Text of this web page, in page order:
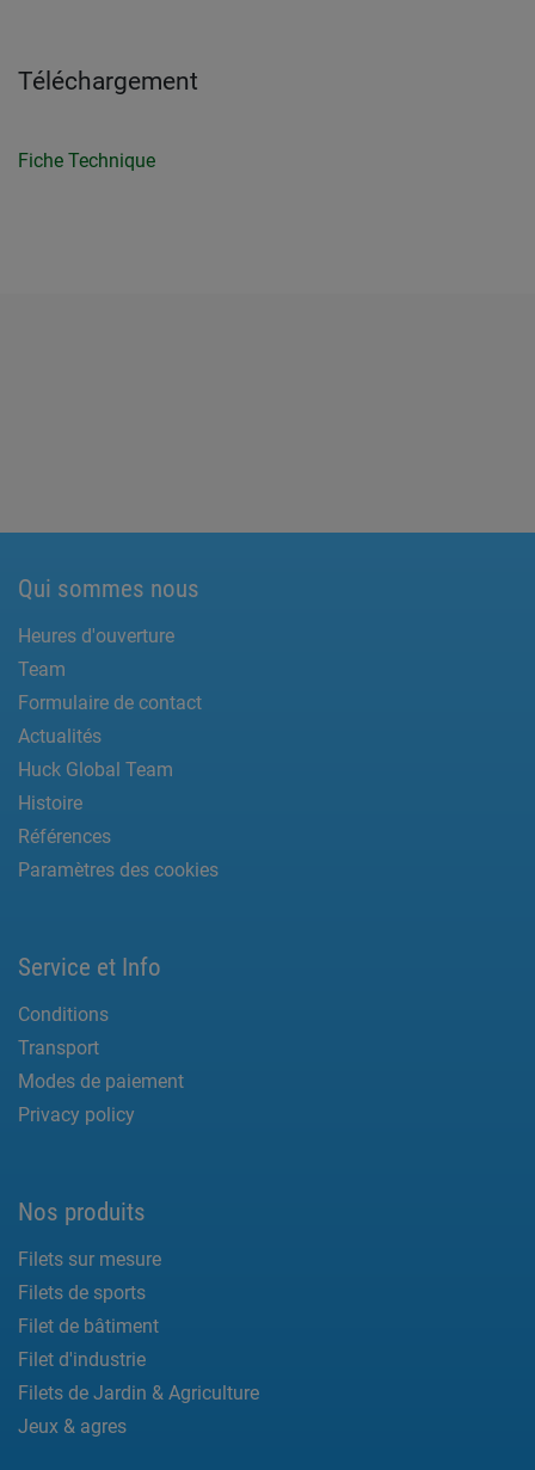
Téléchargement
Fiche Technique
Qui sommes nous
Heures d'ouverture
Team
Formulaire de contact
Actualités
Huck Global Team
Histoire
Références
Paramètres des cookies
Service et Info
Conditions
Transport
Modes de paiement
Privacy policy
Nos produits
Filets sur mesure
Filets de sports
Filet de bâtiment
Filet d'industrie
Filets de Jardin & Agriculture
Jeux & agres